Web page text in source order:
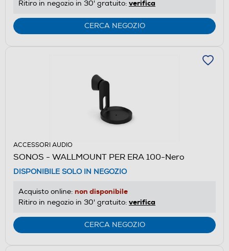
Ritiro in negozio in 30' gratuito: verifica
CERCA NEGOZIO
ACCESSORI AUDIO
SONOS - WALLMOUNT PER ERA 100-Nero
DISPONIBILE SOLO IN NEGOZIO
Acquisto online: non disponibile
Ritiro in negozio in 30' gratuito: verifica
CERCA NEGOZIO